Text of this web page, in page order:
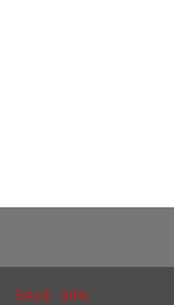
SALE -30%